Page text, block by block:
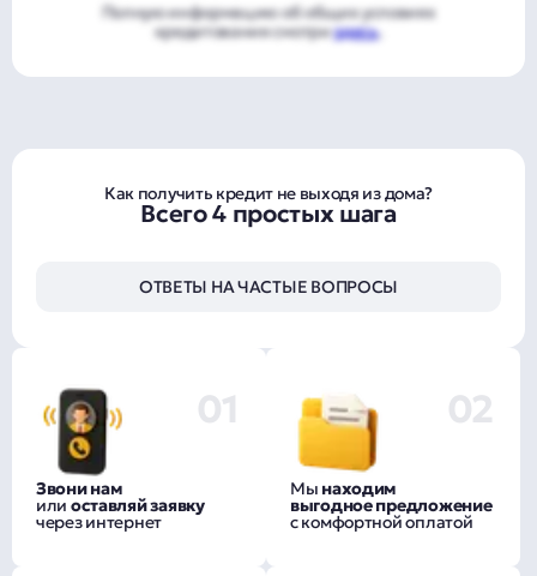
Полную информацию об общих условиях
кредитования смотриздесь.
Как получить кредит не выходя из дома?
Всего 4 простых шага
ОТВЕТЫ НА ЧАСТЫЕ ВОПРОСЫ
01
Звони нам
или оставляй заявку
через интернет
02
Мы находим
выгодное предложение
с комфортной оплатой